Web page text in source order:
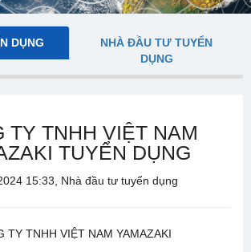
DỤNG
NHÀ ĐẦU TƯ TUYỂN
DỤNG
TY TNHH VIỆT NAM
TUYỂN DỤNG
15:33, Nhà đầu tư tuyển dụng
TY TNHH VIỆT NAM YAMAZAKI